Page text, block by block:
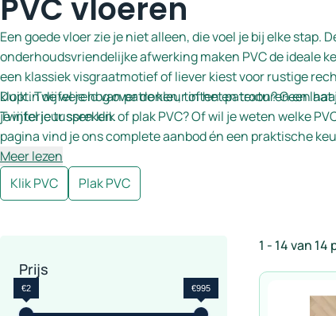
PVC vloeren
Een goede vloer zie je niet alleen, die voel je bij elke
onderhoudsvriendelijke afwerking maken PVC de ideale
een klassiek visgraatmotief of liever kiest voor rustige
klopt. Twijfel je nog over de kleur of het patroon? Geen
je interieur spreken.
Duik in de wereld van patronen, tinten en texturen en
Twijfel je tussen klik of plak PVC? Of wil je weten welke
pagina vind je ons complete aanbod én een praktische
Meer lezen
Klik PVC
Plak PVC
Prijs
€2 €995
1 - 14 van